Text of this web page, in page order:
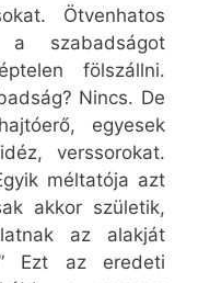
Ötvenhatos
szabadságot
fölszállni.
Nincs. De
egyesek
verssorokat.
méltatója azt
akkor születik,
az alakját
Ezt az eredeti